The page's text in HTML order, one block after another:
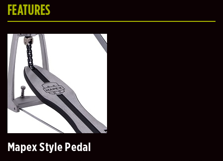
FEATURES
Mapex Style Pedal